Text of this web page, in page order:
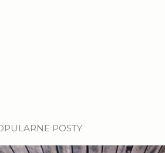
POSTY